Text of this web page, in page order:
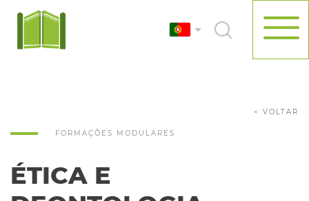
FORMAÇÕES MODULARES
< VOLTAR
ÉTICA E